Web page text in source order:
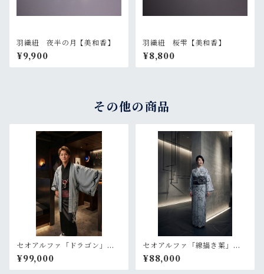
羽織紐 夜半の月【美和香】
¥9,900
羽織紐 桜雫【美和香】
¥8,800
その他の商品
セオアルファ「ドラゴン」グ
レー【メンズ 羽織 プレ
タ 仕立て上がり】
¥99,000
セオアルファ「線描き葉」ラ
イトグレー【単衣 浴衣 プ
レタ 仕立て上がり】
¥88,000